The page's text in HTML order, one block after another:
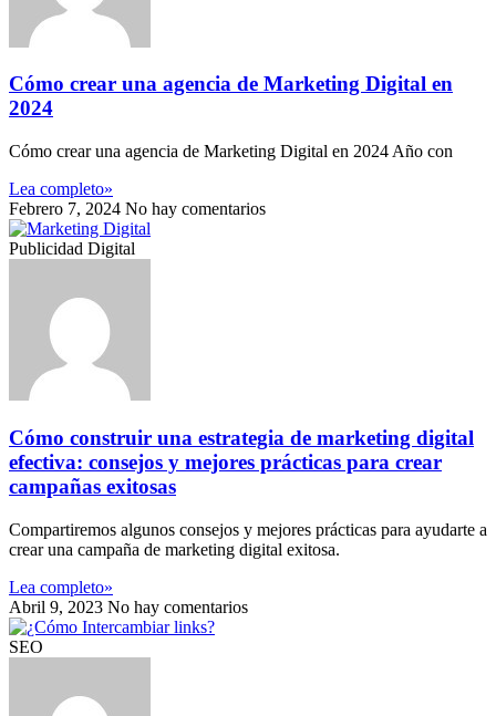
Cómo crear una agencia de Marketing Digital en
2024
Cómo crear una agencia de Marketing Digital en 2024 Año con
Lea completo»
Febrero 7, 2024 No hay comentarios
Publicidad Digital
Cómo construir una estrategia de marketing digital
efectiva: consejos y mejores prácticas para crear
campañas exitosas
Compartiremos algunos consejos y mejores prácticas para ayudarte a
crear una campaña de marketing digital exitosa.
Lea completo»
Abril 9, 2023 No hay comentarios
SEO